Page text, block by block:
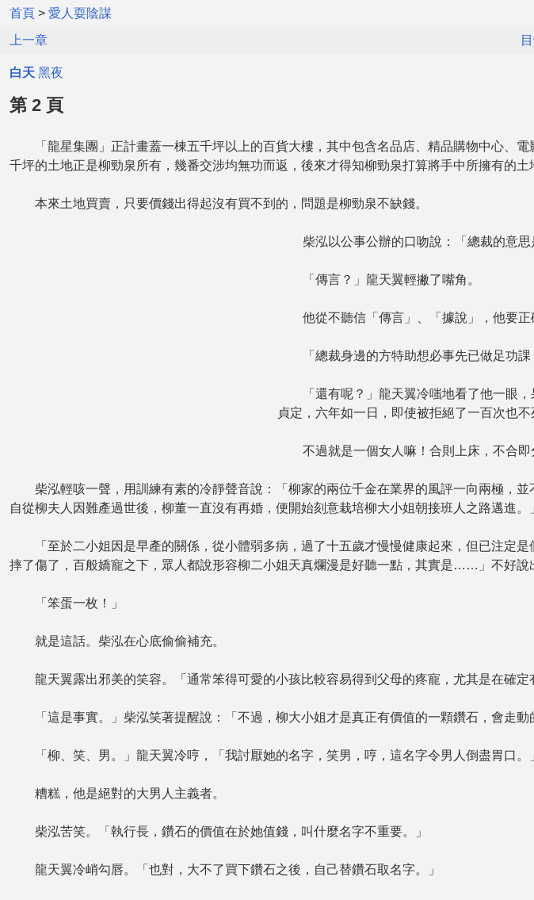
首頁 > 愛人耍陰謀
上一章
白天 黑夜
第 2 頁
「龍星集團」正計畫蓋一棟五千坪以上的百貨大樓，其中包含名品店、精品購物中心、
千坪的土地正是柳勁泉所有，幾番交涉均無功而返，後來才得知柳勁泉打算將手中所擁有的土
本來土地買賣，只要價錢出得起沒有買不到的，問題是柳勁泉不缺錢。
柴泓以公事公辦的口吻說：「總裁的意思
「傳言？」龍天翼輕撇了嘴角。
他從不聽信「傳言」、「據說」，他要正
「總裁身邊的方特助想必事先已做足功課
「還有呢？」龍天翼冷嗤地看了他一眼，
貞定，六年如一日，即使被拒絕了一百次也不
不過就是一個女人嘛！合則上床，不合即
柴泓輕咳一聲，用訓練有素的冷靜聲音說：「柳家的兩位千金在業界的風評一向兩極，並
自從柳夫人因難產過世後，柳董一直沒有再婚，便開始刻意栽培柳大小姐朝接班人之路邁進。
「至於二小姐因是早產的關係，從小體弱多病，過了十五歲才慢慢健康起來，但已注定是
摔了傷了，百般嬌寵之下，眾人都說形容柳二小姐天真爛漫是好聽一點，其實是……」不好說
「笨蛋一枚！」
就是這話。柴泓在心底偷偷補充。
龍天翼露出邪美的笑容。「通常笨得可愛的小孩比較容易得到父母的疼寵，尤其是在確定
「這是事實。」柴泓笑著提醒說：「不過，柳大小姐才是真正有價值的一顆鑽石，會走動
「柳、笑、男。」龍天翼冷哼，「我討厭她的名字，笑男，哼，這名字令男人倒盡胃口。
糟糕，他是絕對的大男人主義者。
柴泓苦笑。「執行長，鑽石的價值在於她值錢，叫什麼名字不重要。」
龍天翼冷峭勾唇。「也對，大不了買下鑽石之後，自己替鑽石取名字。」